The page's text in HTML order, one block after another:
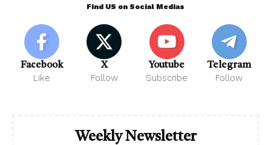
Find US on Social Medias
Facebook
Like
X
Follow
Youtube
Subscribe
Telegram
Follow
Weekly Newsletter